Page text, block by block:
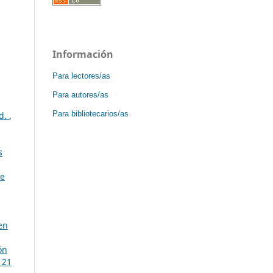
,
Información
Para lectores/as
Para autores/as
Para bibliotecarios/as